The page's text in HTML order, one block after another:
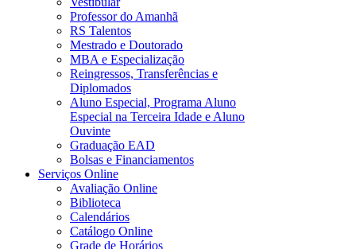
Professor do Amanhã
RS Talentos
Mestrado e Doutorado
MBA e Especialização
Reingressos, Transferências e
Diplomados
Aluno Especial, Programa Aluno
Especial na Terceira Idade e Aluno
Ouvinte
Graduação EAD
Bolsas e Financiamentos
Serviços Online
Avaliação Online
Biblioteca
Calendários
Catálogo Online
Grade de Horários